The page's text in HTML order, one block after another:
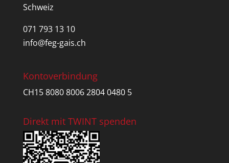
Schweiz
071 793 13 10
info@feg-gais.ch
Kontoverbindung
CH15 8080 8006 2804 0480 5
Direkt mit TWINT spenden